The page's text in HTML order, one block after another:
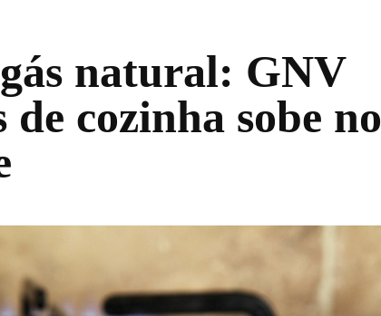
natural: GNV
de cozinha sobe no